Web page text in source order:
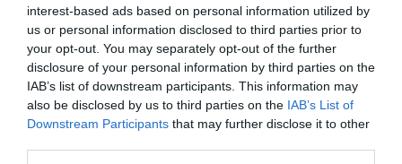
interest-based ads based on personal information utilized by
us or personal information disclosed to third parties prior to
your opt-out. You may separately opt-out of the further
disclosure of your personal information by third parties on the
IAB’s list of downstream participants. This information may
also be disclosed by us to third parties on the IAB’s List of
Downstream Participants that may further disclose it to other
Afegir VIA Empresacom a font preferida de
Google de forma gratuïta
Estigues informat amb les últimes notícies d'actualitat
ACTIVAR ARA